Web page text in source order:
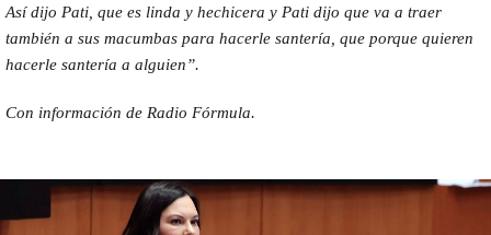
Así dijo Pati, que es linda y hechicera y Pati dijo que va a traer
también a sus macumbas para hacerle santería, que porque quieren
hacerle santería a alguien”.
Con información de Radio Fórmula.